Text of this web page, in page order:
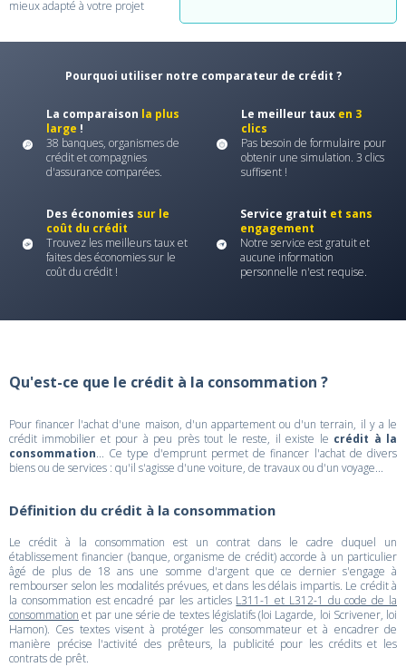
mieux adapté à votre projet
Pourquoi utiliser notre comparateur de crédit ?
La comparaison la plus
large !
38 banques, organismes de
crédit et compagnies
d'assurance comparées.
Le meilleur taux en 3
clics
Pas besoin de formulaire pour
obtenir une simulation. 3 clics
suffisent !
Des économies sur le
coût du crédit
Trouvez les meilleurs taux et
faites des économies sur le
coût du crédit !
Service gratuit et sans
engagement
Notre service est gratuit et
aucune information
personnelle n'est requise.
Qu'est-ce que le crédit à la consommation ?
Pour financer l'achat d'une maison, d'un appartement ou d'un terrain, il y a le
crédit immobilier et pour à peu près tout le reste, il existe le crédit à la
consommation... Ce type d'emprunt permet de financer l'achat de divers
biens ou de services : qu'il s'agisse d'une voiture, de travaux ou d'un voyage...
Définition du crédit à la consommation
Le crédit à la consommation est un contrat dans le cadre duquel un
établissement financier (banque, organisme de crédit) accorde à un particulier
âgé de plus de 18 ans une somme d'argent que ce dernier s'engage à
rembourser selon les modalités prévues, et dans les délais impartis. Le crédit à
la consommation est encadré par les articles L311-1 et L312-1 du code de la
consommation et par une série de textes législatifs (loi Lagarde, loi Scrivener, loi
Hamon). Ces textes visent à protéger les consommateur et à encadrer de
manière précise l'activité des prêteurs, la publicité pour les crédits et les
contrats de prêt.